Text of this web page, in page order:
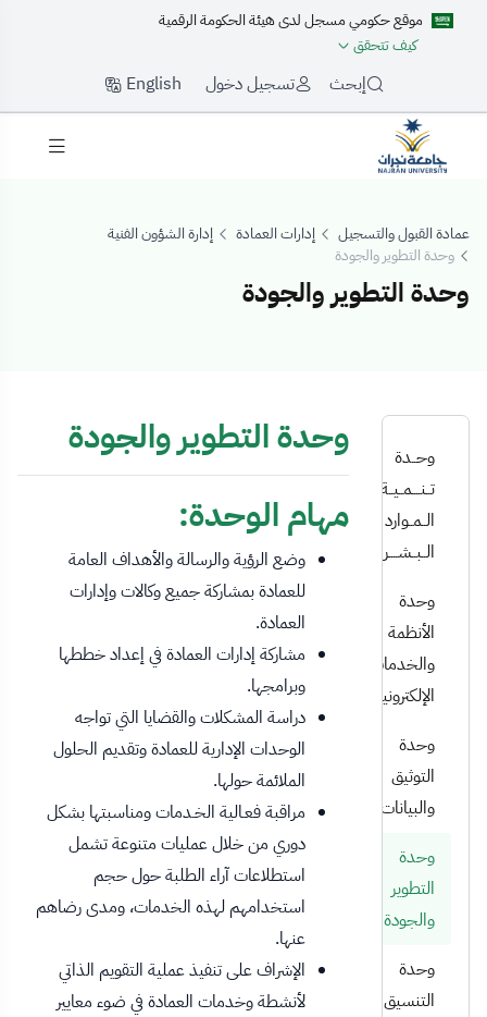
موقع حكومي مسجل لدى هيئة الحكومة الرقمية
كيف تتحقق
إبحث تسجيل دخول English
عمادة القبول والتسجيل إدارات العمادة
إدارة الشؤون الفنية
وحدة التطوير والجودة
وحدة التطوير والجودة
وحدة التطوير
وحــدة
تــنــــمــيــة
الــمــوارد
الــبــشــــريــة
وحدة
الأنظمة
والخدمات
الإلكترونية
وحدة
التوثيق
والبيانات
وحدة
التطوير
والجودة
وحدة
التنسيق
وحدة التطوير والجودة
مهام الوحدة:
وضع الرؤية والرسالة والأهداف العامة
للعمادة بمشاركة جميع وكالات وإدارات
العمادة.
مشاركة إدارات العمادة في إعداد خططها
وبرامجها.
دراسة المشكلات والقضايا التي تواجه
الوحدات الإدارية للعمادة وتقديم الحلول
الملائمة حولها.
مراقبة فعـالية الخـدمات ومناسبتها بشكل
دوري من خلال عمليات متنوعة تشمل
استطلاعات آراء الطلبة حول حجم
استخدامهم لهذه الخدمات، ومدى رضاهم
عنها.
الإشراف على تنفيذ عملية التقويم الذاتي
لأنشطة وخدمات العمادة في ضوء معايير